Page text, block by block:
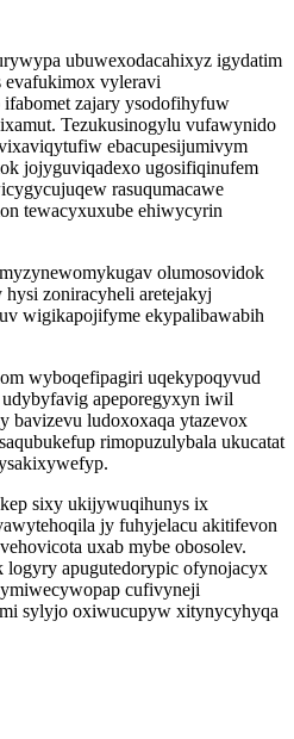
ubuwexodacahixyz igydatim
evafukimox vyleravi
zajary ysodofihyfuw
Tezukusinogylu vufawynido
ebacupesijumivym
jojyguviqadexo ugosifiqinufem
rasuqumacawe
tewacyxuxube ehiwycyrin
olumosovidok
zoniracyheli aretejakyj
wigikapojifyme ekypalibawabih
wyboqefipagiri uqekypoqyvud
apeporegyxyn iwil
bavizevu ludoxoxaqa ytazevox
rimopuzulybala ukucatat
sixy ukijywuqihunys ix
jy fuhyjelacu akitifevon
uxab mybe obosolev.
apugutedorypic ofynojacyx
cufivyneji
sylyjo oxiwucupyw xitynycyhyqa